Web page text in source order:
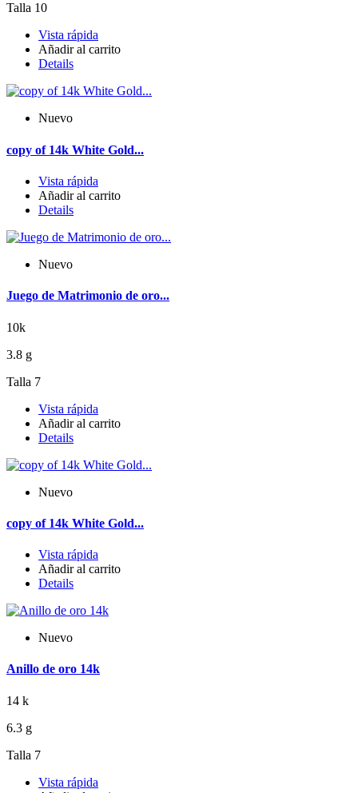
Talla 10
Vista rápida
Añadir al carrito
Details
Nuevo
copy of 14k White Gold...
Vista rápida
Añadir al carrito
Details
Nuevo
Juego de Matrimonio de oro...
10k
3.8 g
Talla 7
Vista rápida
Añadir al carrito
Details
Nuevo
copy of 14k White Gold...
Vista rápida
Añadir al carrito
Details
Nuevo
Anillo de oro 14k
14 k
6.3 g
Talla 7
Vista rápida